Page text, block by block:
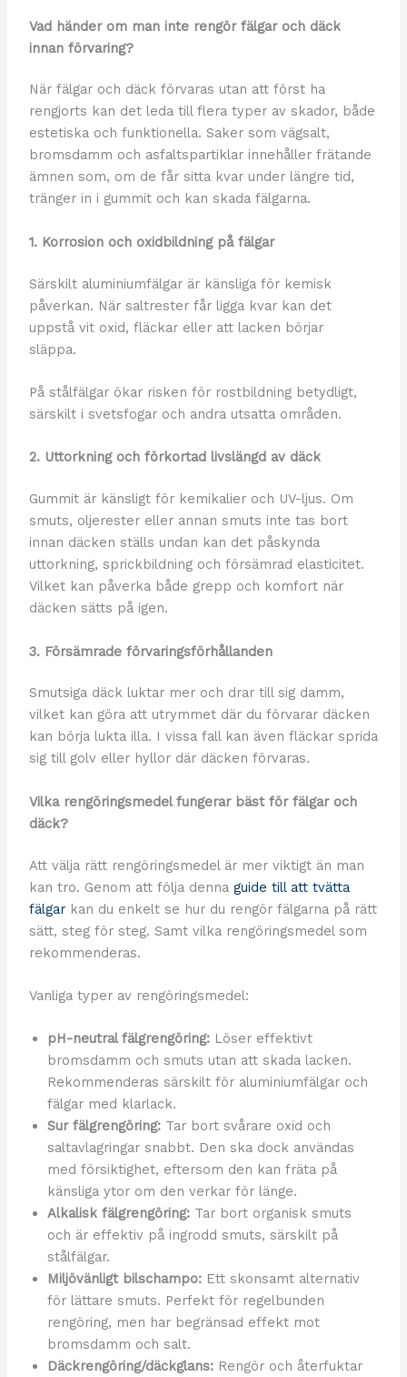
Vad händer om man inte rengör fälgar och däck
innan förvaring?
När fälgar och däck förvaras utan att först ha
rengjorts kan det leda till flera typer av skador, både
estetiska och funktionella. Saker som vägsalt,
bromsdamm och asfaltspartiklar innehåller frätande
ämnen som, om de får sitta kvar under längre tid,
tränger in i gummit och kan skada fälgarna.
1. Korrosion och oxidbildning på fälgar
Särskilt aluminiumfälgar är känsliga för kemisk
påverkan. När saltrester får ligga kvar kan det
uppstå vit oxid, fläckar eller att lacken börjar
släppa.
På stålfälgar ökar risken för rostbildning betydligt,
särskilt i svetsfogar och andra utsatta områden.
2. Uttorkning och förkortad livslängd av däck
Gummit är känsligt för kemikalier och UV-ljus. Om
smuts, oljerester eller annan smuts inte tas bort
innan däcken ställs undan kan det påskynda
uttorkning, sprickbildning och försämrad elasticitet.
Vilket kan påverka både grepp och komfort när
däcken sätts på igen.
3. Försämrade förvaringsförhållanden
Smutsiga däck luktar mer och drar till sig damm,
vilket kan göra att utrymmet där du förvarar däcken
kan börja lukta illa. I vissa fall kan även fläckar sprida
sig till golv eller hyllor där däcken förvaras.
Vilka rengöringsmedel fungerar bäst för fälgar och
däck?
Att välja rätt rengöringsmedel är mer viktigt än man
kan tro. Genom att följa denna guide till att tvätta
fälgarkan du enkelt se hur du rengör fälgarna på rätt
sätt, steg för steg. Samt vilka rengöringsmedel som
rekommenderas.
Vanliga typer av rengöringsmedel:
pH-neutral fälgrengöring: Löser effektivt
bromsdamm och smuts utan att skada lacken.
Rekommenderas särskilt för aluminiumfälgar och
fälgar med klarlack.
Sur fälgrengöring: Tar bort svårare oxid och
saltavlagringar snabbt. Den ska dock användas
med försiktighet, eftersom den kan fräta på
känsliga ytor om den verkar för länge.
Alkalisk fälgrengöring:Tar bort organisk smuts
och är effektiv på ingrodd smuts, särskilt på
stålfälgar.
Miljövänligt bilschampo: Ett skonsamt alternativ
för lättare smuts. Perfekt för regelbunden
rengöring, men har begränsad effekt mot
bromsdamm och salt.
Däckrengöring/däckglans: Rengör och återfuktar